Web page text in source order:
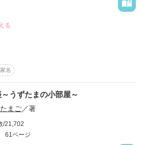
た・・・
る
名
～うずたまの小部屋～
まご／著
/21,702
61ページ